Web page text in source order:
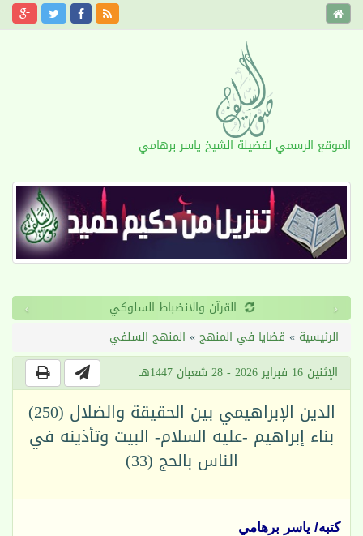
الموقع الرسمي لفضيلة الشيخ ياسر برهامي
القرآن والانضباط السلوكي ‹
›
الرئيسية » قضايا في المنهج» المنهج السلفي
الإثنين 16 فبراير 2026 - 28 شعبان 1447هـ
الدين الإبراهيمي بين الحقيقة والضلال (250)
بناء إبراهيم -عليه السلام- البيت وتأذينه في
الناس بالحج (33)
كتبه/ ياسر برهامي